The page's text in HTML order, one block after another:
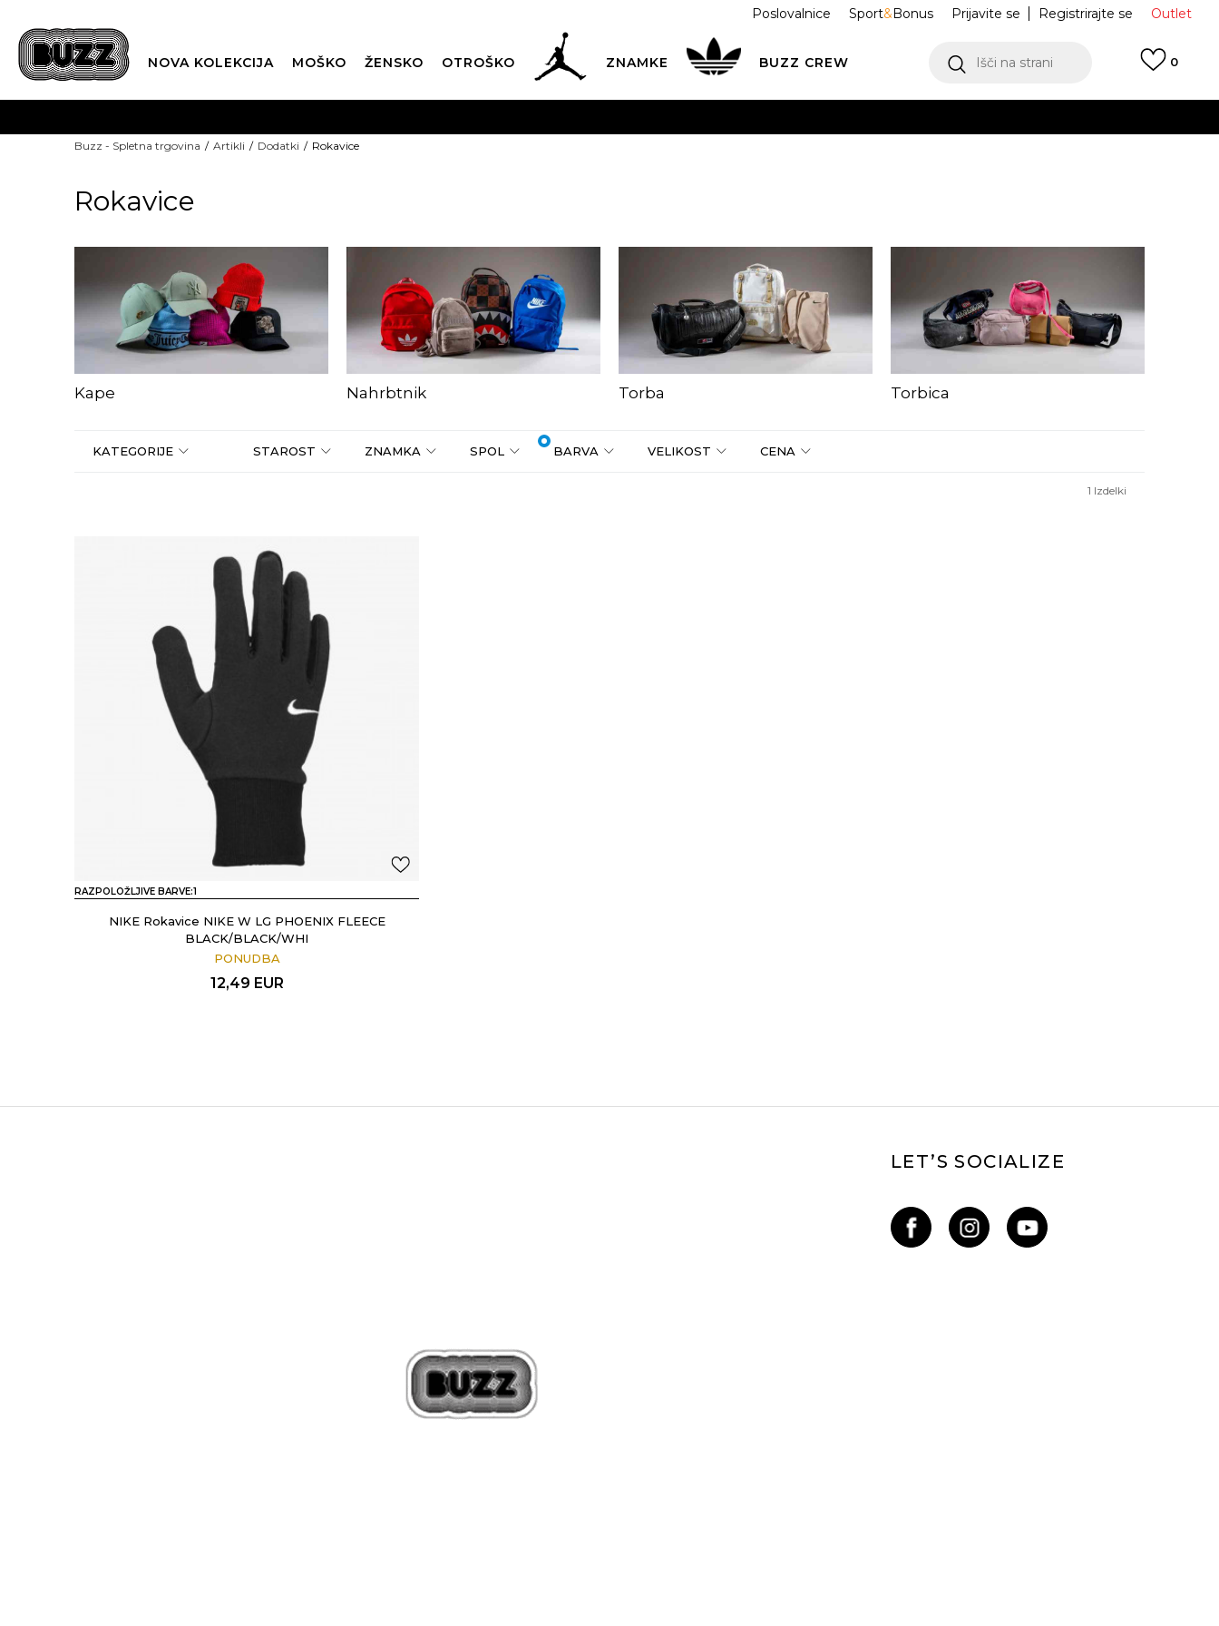
Outlet
Prijavite se Registrirajte se
Poslovalnice Sport&Bonus
NOVA KOLEKCIJA MOŠKO ŽENSKO OTROŠKO ZNAMKE BUZZ CREW Išči na strani 0
Buzz - Spletna trgovina Artikli Dodatki Rokavice
Rokavice
Kape Nahrbtnik Torba Torbica
1
KATEGORIJE STAROST ZNAMKA SPOL BARVA VELIKOST CENA
1 Izdelki
RAZPOLOŽLJIVE BARVE:1
NIKE Rokavice NIKE W LG PHOENIX FLEECE
BLACK/BLACK/WHI
PONUDBA
12,49 EUR
LET’S SOCIALIZE